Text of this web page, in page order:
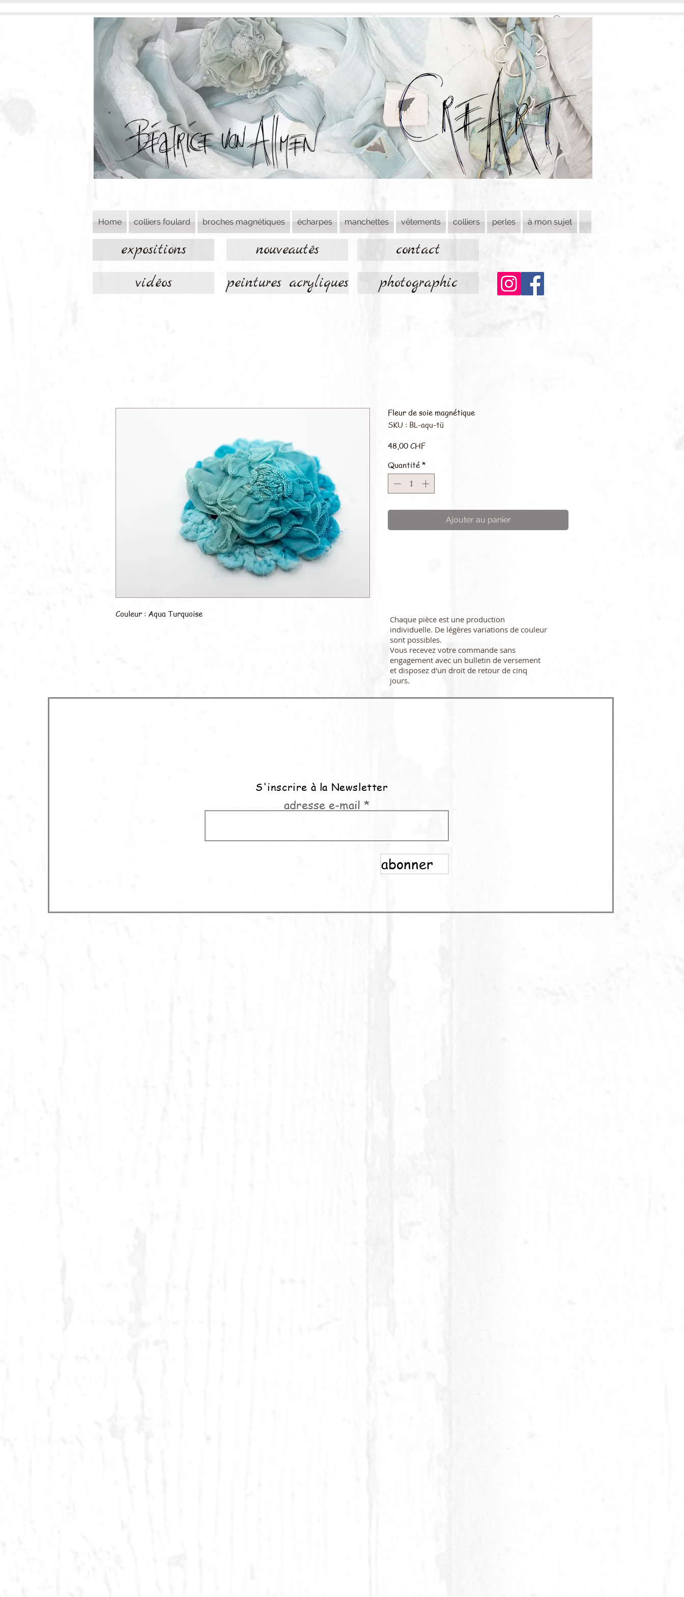
Home colliers foulard broches magnétiques écharpes manchettes vêtements colliers perles à mon sujet
expositions nouveautés
contact
vidéos
peintures acryliques photographic
Couleur : Aqua Turquoise
Fleur de soie magnétique
SKU : BL-aqu-tü
48,00 CHFPrix
Quantité *
Ajouter au panier
Chaque pièce est une production
individuelle. De légères variations de couleur
sont possibles.
Vous recevez votre commande sans
engagement avec un bulletin de versement
et disposez d'un droit de retour de cinq
jours.
S'inscrire à la Newsletter
adresse e-mail
abonner